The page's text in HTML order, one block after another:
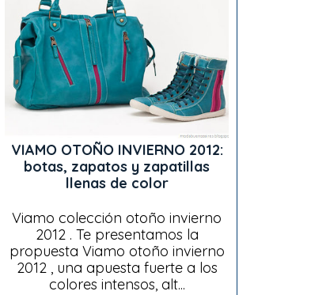
VIAMO OTOÑO INVIERNO 2012:
botas, zapatos y zapatillas
llenas de color
Viamo colección otoño invierno
2012 . Te presentamos la
propuesta Viamo otoño invierno
2012 , una apuesta fuerte a los
colores intensos, alt...